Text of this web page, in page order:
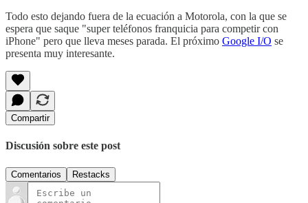
Todo esto dejando fuera de la ecuación a Motorola, con la que se
espera que saque "super teléfonos franquicia para competir con
iPhone" pero que lleva meses parada. El próximo Google I/O se
presenta muy interesante.
Compartir
Discusión sobre este post
Comentarios Restacks